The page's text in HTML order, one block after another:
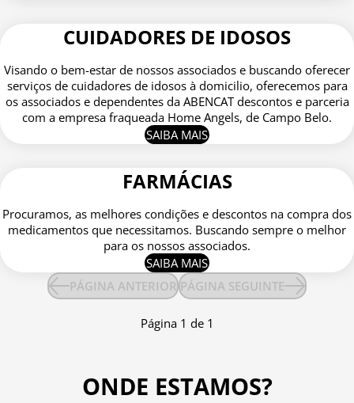
CUIDADORES DE IDOSOS
Visando o bem-estar de nossos associados e buscando oferecer
serviços de cuidadores de idosos à domicilio, oferecemos para
os associados e dependentes da ABENCAT descontos e parceria
com a empresa fraqueada Home Angels, de Campo Belo.
SAIBA MAIS
FARMÁCIAS
Procuramos, as melhores condições e descontos na compra dos
medicamentos que necessitamos. Buscando sempre o melhor
para os nossos associados.
SAIBA MAIS
PÁGINA ANTERIOR PÁGINA SEGUINTE
Página 1 de 1
ONDE ESTAMOS?